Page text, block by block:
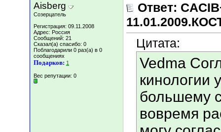
Aisberg
Созерцатель
Регистрация: 09.11.2008
Адрес: Россия
Сообщений: 21
Сказал(а) спасибо: 0
Поблагодарили 0 раз(а) в 0
сообщениях
Подарков: 1
Вес репутации: 0
Ответ:
Цитата:
Vedma
кинологии
большему
вовремя